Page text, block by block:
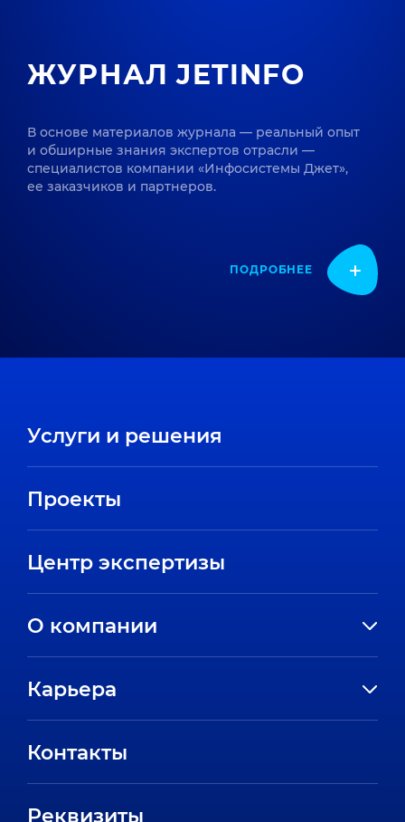
ЖУРНАЛ JETINFO
В основе материалов журнала — реальный опыт
и обширные знания экспертов отрасли —
специалистов компании «Инфосистемы Джет»,
ее заказчиков и партнеров.
ПОДРОБНЕЕ
Услуги и решения
Проекты
Центр экспертизы
О компании
Направления
Карьера
Контакты
Реквизиты